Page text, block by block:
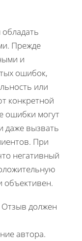
Прежде
и
ошибок,
или
конкретной
ошибки могут
даже вызвать
При
негативный
объективен.
должен
автора.